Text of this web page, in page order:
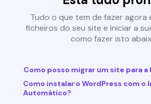
Tudo o que tem de fazer agora
ficheiros do seu site e iniciar a
como fazer isto
Como posso migrar um site para a
Como instalar o WordPress com o
Automático?